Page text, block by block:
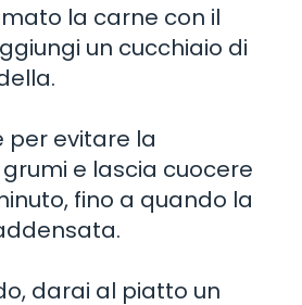
la carne con il
un cucchiaio di
per evitare la
e lascia cuocere
fino a quando la
darai al piatto un